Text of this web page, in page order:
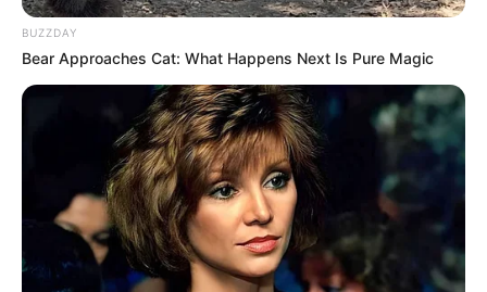
BUZZDAY
Bear Approaches Cat: What Happens Next Is Pure Magic